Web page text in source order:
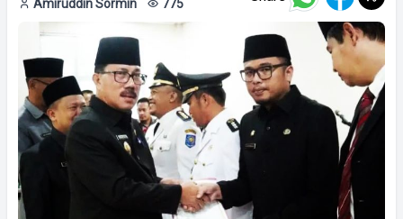
Amiruddin Sormin 775